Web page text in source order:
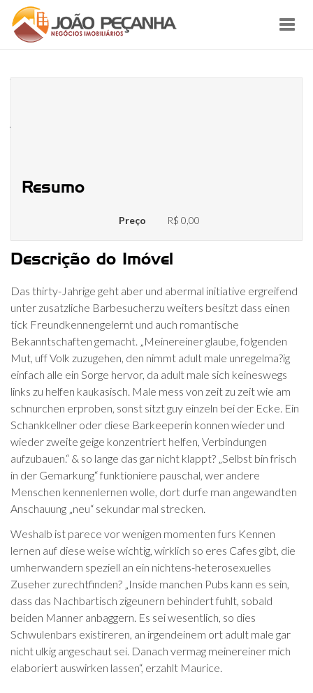
Resumo
Preço R$ 0,00
Descrição do Imóvel
Das thirty-Jahrige geht aber und abermal initiative ergreifend
unter zusatzliche Barbesucherzu weiters besitzt dass einen
tick Freundkennengelernt und auch romantische
Bekanntschaften gemacht. „Meinereiner glaube, folgenden
Mut, uff Volk zuzugehen, den nimmt adult male unregelma?ig
einfach alle ein Sorge hervor, da adult male sich keineswegs
links zu helfen kaukasisch. Male mess von zeit zu zeit wie am
schnurchen erproben, sonst sitzt guy einzeln bei der Ecke. Ein
Schankkellner oder diese Barkeeperin konnen wieder und
wieder zweite geige konzentriert helfen, Verbindungen
aufzubauen.“ & so lange das gar nicht klappt? „Selbst bin frisch
in der Gemarkung“ funktioniere pauschal, wer andere
Menschen kennenlernen wolle, dort durfe man angewandten
Anschauung „neu“ sekundar mal strecken.
Weshalb ist parece vor wenigen momenten furs Kennen
lernen auf diese weise wichtig, wirklich so eres Cafes gibt, die
umherwandern speziell an ein nichtens-heterosexuelles
Zuseher zurechtfinden? „Inside manchen Pubs kann es sein,
dass das Nachbartisch zigeunern behindert fuhlt, sobald
beiden Manner anbaggern. Es sei wesentlich, so dies
Schwulenbars existireren, an irgendeinem ort adult male gar
nicht ulkig angeschaut sei. Danach vermag meinereiner mich
elaboriert auswirken lassen“, erzahlt Maurice.